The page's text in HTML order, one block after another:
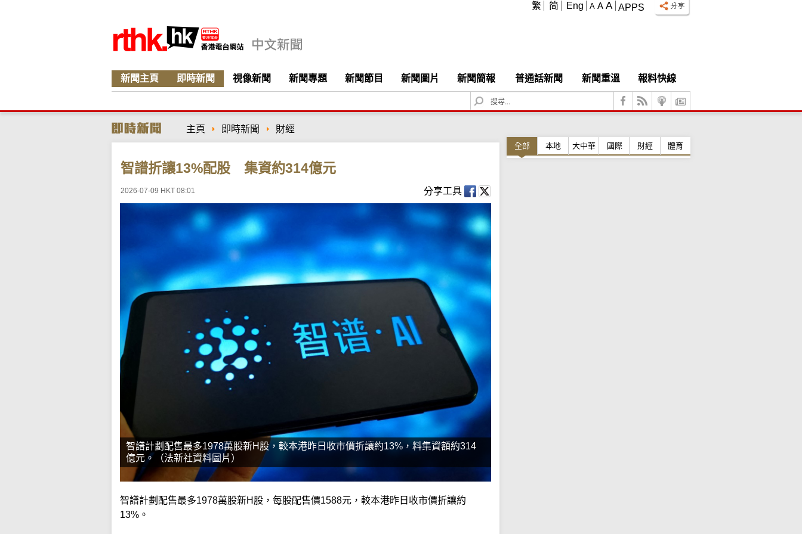
APPS
A A A
繁 简 Eng
新聞主頁 即時新聞 視像新聞 新聞專題 新聞節目 新聞圖片 新聞簡報 普通話新聞 新聞重溫
報料快線
S
e
c
主頁 即時新聞 財經
智譜折讓13%配股 集資約314億元
2026-07-09 HKT 08:01 分享工具
智譜計劃配售最多1978萬股新H股，較本港昨日收市價折讓約13%，料集資額約314
億元。（法新社資料圖片）
智譜計劃配售最多1978萬股新H股，每股配售價1588元，較本港昨日收市價折讓約
13%。
全部 本地 大中華 國際 財經 體育